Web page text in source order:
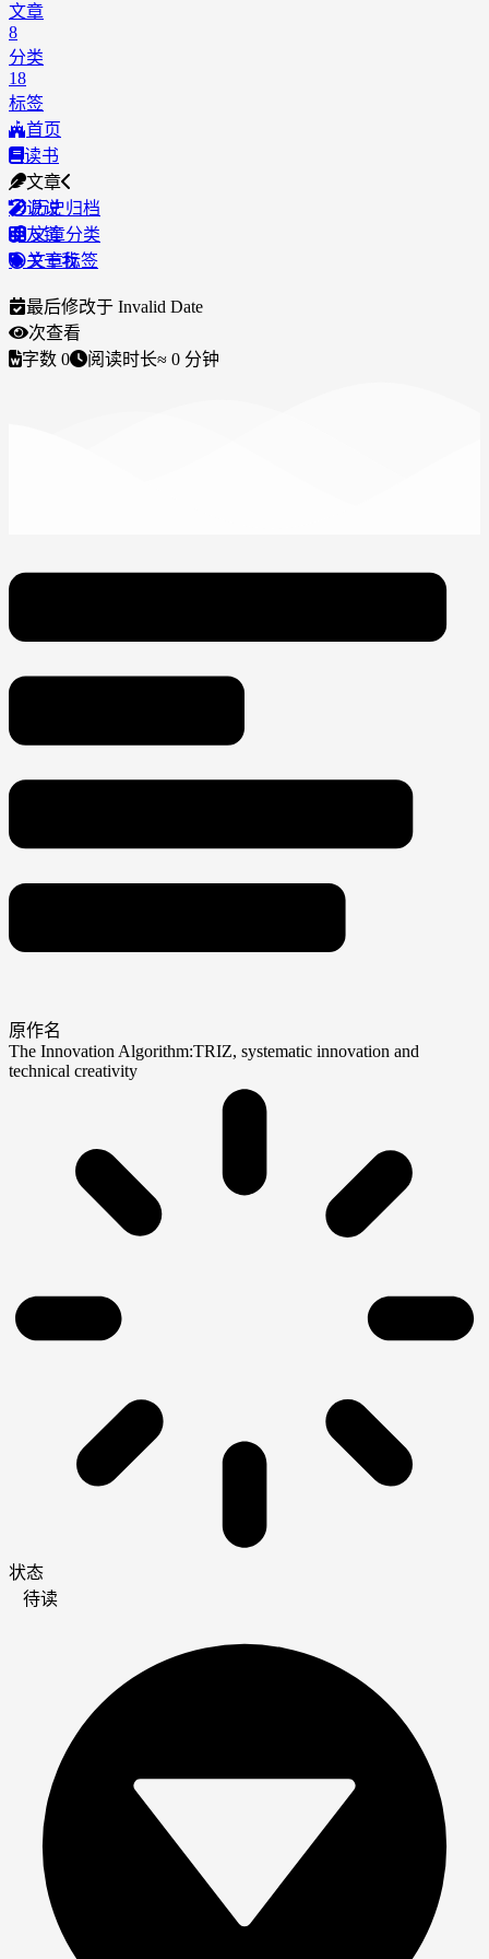
文章
8
分类
18
标签
首页
读书
文章
历史归档
文章分类
文章标签
说说
友链
关于我
最后修改于 Invalid Date
次查看
字数 0 阅读时长≈ 0 分钟
原作名
The Innovation Algorithm:TRIZ, systematic innovation and
technical creativity
状态
待读